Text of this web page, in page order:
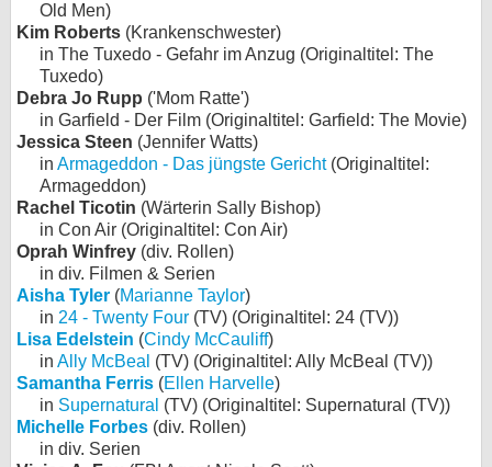
Old Men)
Kim Roberts (Krankenschwester)
in The Tuxedo - Gefahr im Anzug (Originaltitel: The
Tuxedo)
Debra Jo Rupp ('Mom Ratte')
in Garfield - Der Film (Originaltitel: Garfield: The Movie)
Jessica Steen (Jennifer Watts)
in Armageddon - Das jüngste Gericht(Originaltitel:
Armageddon)
Rachel Ticotin (Wärterin Sally Bishop)
in Con Air (Originaltitel: Con Air)
Oprah Winfrey (div. Rollen)
in div. Filmen & Serien
Aisha Tyler (Marianne Taylor)
in 24 - Twenty Four (TV) (Originaltitel: 24 (TV))
Lisa Edelstein (Cindy McCauliff)
in Ally McBeal (TV) (Originaltitel: Ally McBeal (TV))
Samantha Ferris (Ellen Harvelle)
in Supernatural (TV) (Originaltitel: Supernatural (TV))
Michelle Forbes (div. Rollen)
in div. Serien